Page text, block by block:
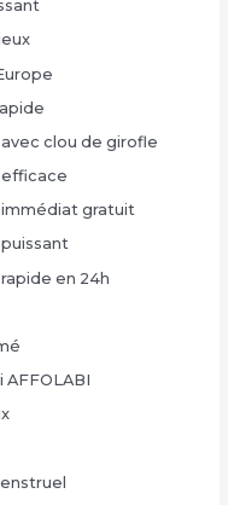
clou de girofle
gratuit
en 24h
AFFOLABI